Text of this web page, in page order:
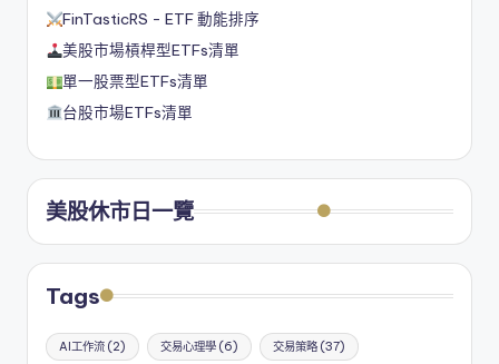
FinTasticRS - ETF 動能排序
美股市場槓桿型ETFs清單
單一股票型ETFs清單
台股市場ETFs清單
美股休市日一覽
Tags
AI工作流 (2) 交易心理學(6) 交易策略(37)